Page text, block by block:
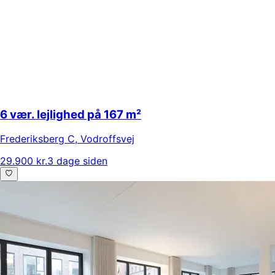
6 vær. lejlighed på 167 m²
Frederiksberg C, Vodroffsvej
29.900 kr.3 dage siden